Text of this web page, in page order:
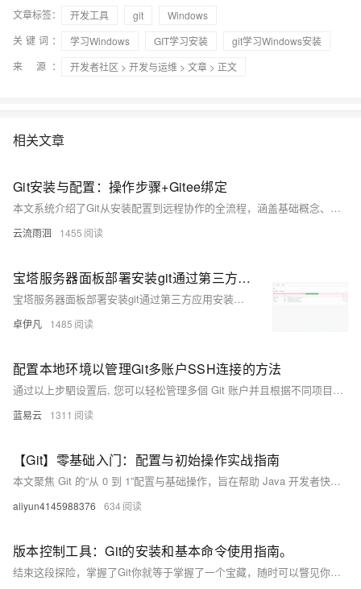
文章标签： 开发工具 git
Windows
关键词：
学习Windows GIT学习安装
git学习Windows安装
来 源：
开发者社区 > 开发与运维 > 文章 > 正文
相关文章
Git安装与配置：操作步骤+Gitee绑定
本文系统介绍了Git从安装配置到远程协作的全流程，涵盖基础概念、常用命令、分支管理、冲突解决及Gitee实战操作，助你高效掌握代码版本控制与团队协作技巧。
云流雨洄 1455
宝塔服务器面板部署安装git通过第三方应用安装收费怎么办—bash: git: command not found解决方案-优雅草卓伊凡
宝塔服务器面板部署安装git通过第三方应用安装收费怎么办—bash: git: command not found解决方案-优雅草卓伊凡
卓伊凡 1485
配置本地环境以管理Git多账户SSH连接的方法
通过以上步駟设置后, 您可以轻松管理多個 Git 账户并且根据不同项目需求切换 SSH 密匙进行版本控制操作。
蓝易云 1311
【Git】零基础入门：配置与初始操作实战指南
本文聚焦 Git 的“从 0 到 1”配置与基础操作，旨在帮助 Java 开发者快速掌握环境搭建、用户配置、仓库初始化、代码提交、版本回退等核心技能。内容设计上避免涉及复杂的分支策略或高级命令，以实用为导向，适合零基础入门者系统学习，为后续参与企业级项目开发奠定版本控制基础。
aliyun4145988376 634
版本控制工具：Git的安装和基本命令使用指南。
结束这段探险，掌握了Git你就等于掌握了一个宝藏，随时可以瞥见你的编程历程，轻松面对日后的挑战。Git，无疑是编程者的强大武器，开始你的Git探险之旅吧！